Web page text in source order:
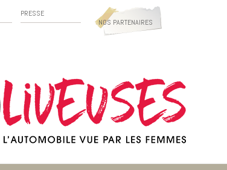
PRESSE
NOS PARTENAIRES